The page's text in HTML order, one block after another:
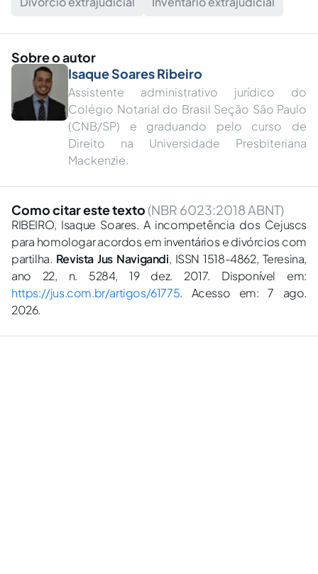
Sobre o autor
Isaque Soares Ribeiro
Assistente administrativo jurídico do
Colégio Notarial do Brasil Seção São Paulo
(CNB/SP) e graduando pelo curso de
Direito na Universidade Presbiteriana
Mackenzie.
Como citar este texto (NBR 6023:2018 ABNT)
RIBEIRO, Isaque Soares. A incompetência dos Cejuscs
para homologar acordos em inventários e divórcios com
partilha. Revista Jus Navigandi, ISSN 1518-4862, Teresina,
ano 22, n. 5284, 19 dez. 2017. Disponível em:
https://jus.com.br/artigos/61775. Acesso em: 7 ago.
2026.